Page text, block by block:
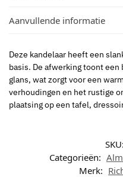
Aanvullende informatie
Deze kandelaar heeft een
basis. De afwerking toont
glans, wat zorgt voor een
verhoudingen en het rustige
plaatsing op een tafel,
SKU:
Categorieën:
Merk: